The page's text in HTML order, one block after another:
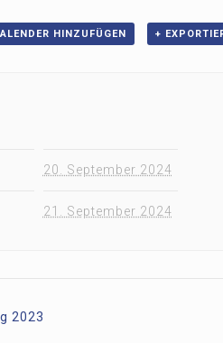
HINZUFÜGEN +
20. September 2024
21. September 2024
2023